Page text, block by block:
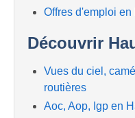
Offres d'emploi
Découvrir
Vues du ciel,
routières
Aoc, Aop, Igp en